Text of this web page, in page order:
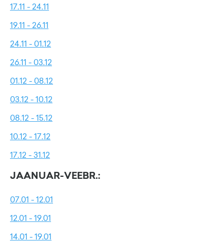
17.11 - 24.11
19.11 - 26.11
24.11 - 01.12
26.11 - 03.12
01.12 - 08.12
03.12 - 10.12
08.12 - 15.12
10.12 - 17.12
17.12 - 31.12
JAANUAR-VEEBR.:
07.01 - 12.01
12.01 - 19.01
14.01 - 19.01